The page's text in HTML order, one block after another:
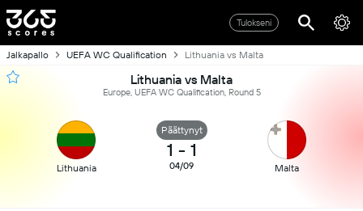
Tulokseni
Jalkapallo UEFA WC Qualification Lithuania vs Malta
Lithuania vs Malta
Europe, UEFA WC Qualification, Round 5
Lithuania
Päättynyt
1 - 1
04/09 Malta